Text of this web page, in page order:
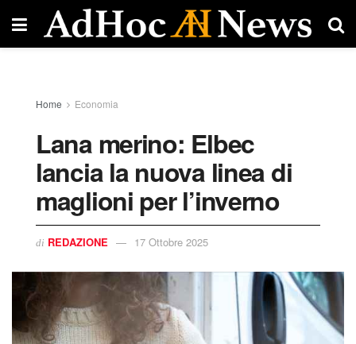
Home Economia
Lana merino: Elbec
lancia la nuova linea di
maglioni per l’inverno
di REDAZIONE 17 Ottobre 2025